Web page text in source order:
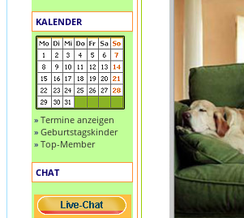
KALENDER
» Termine anzeigen
» Geburtstagskinder
» Top-Member
CHAT